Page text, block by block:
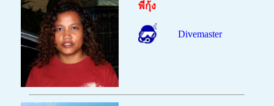
พี่กุ้ง
Divemaster